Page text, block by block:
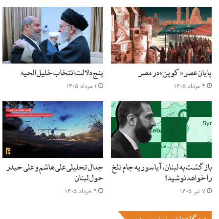
بدهند و ۵ سال هم حکومت کردند. پس به طور کل میتوان گفت
که خسته شدن مردم از جنگ های داخلی و فساد رهبران دوره جهاد
باعث شد که مردم پذیرای طالبان شوند چون با شعار تامین امنیت
آمده بود.
در حال حاضر هم اگر شما از کسی که کاملا با طالبان مخالف باشد
یا حتی موافق، راجع به امنیت سازی طالبان پرسید میگویند که در
مناطق تحت پوشش طالبان امنیت به شدت بالا بود و دزدی و فساد
به شدت کم.
در آن زمان هم طالبان متشکل از قبایل مختلف بود که مورد پذیر
همگان قرار گرفت؟
آن زمان پشتون های جنوب، طلبه های مدرسه علمیه حقانیه و
دیوبندی در پاکستان بودند که برای تشکیل حکومت اسلامی گِرد
پایان عصر «کوپن» در مصر
۴ مرداد ۱۴۰۵
پنج دلالت انتخاب خلیل الحیه
۱ مرداد ۱۴۰۵
بازگشت به لبنان، آیا سوریه جام تلخ
را خواهد نوشید؟
۷ تیر ۱۴۰۵
جدال تحلیلی علی هاشم و علی حیدر
حول لبنان
۹ خرداد ۱۴۰۵